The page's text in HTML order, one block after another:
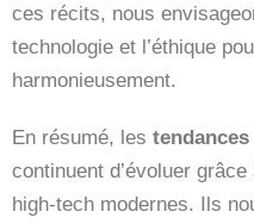
ces récits, nous
technologie et l’éthique
harmonieusement.
En résumé, les
continuent d’évoluer
high-tech modernes. Ils